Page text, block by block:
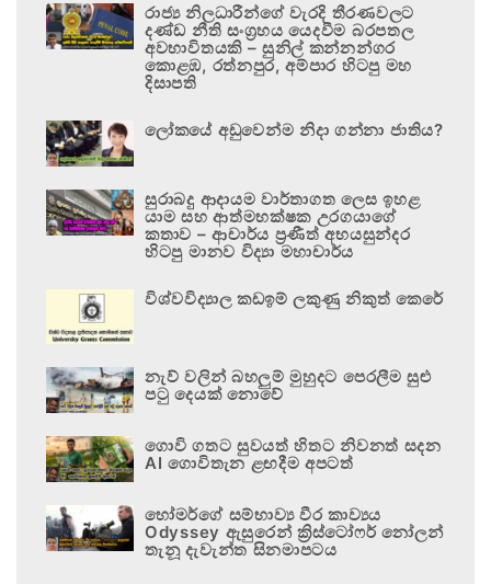
රාජ්‍ය නිලධාරීන්ගේ වැරදි තීරණවලට
දණ්ඩ නීති සංග්‍රහය යෙදවීම බරපතල
අවභාවිතයකි – සුනිල් කන්නන්ගර
කොළඹ, රත්නපුර, අම්පාර හිටපු මහ
දිසාපති
ලෝකයේ අඩුවෙන්ම නිදා ගන්නා ජාතිය?
සුරාබදු ආදායම වාර්තාගත ලෙස ඉහළ
යාම සහ ආත්මභක්ෂක උරගයාගේ
කතාව – ආචාර්ය ප්‍රණීත් අභයසුන්දර
හිටපු මානව විද්‍යා මහාචාර්ය
විශ්වවිද්‍යාල කඩඉම් ලකුණු නිකුත් කෙරේ
නැව් වලින් බහලුම් මුහුදට පෙරලීම සුළු
පටු දෙයක් නොවේ
ගොවි ගතට සුවයත් හිතට නිවනත් සදන
AI ගොවිතැන ළඟදීම අපටත්
හෝමර්ගේ සම්භාව්‍ය වීර කාව්‍යය
Odyssey ඇසුරෙන් ක්‍රිස්ටෝෆර් නෝලන්
තැනූ දැවැන්ත සිනමාපටය